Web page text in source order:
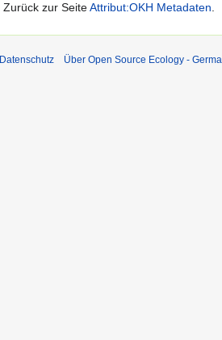
Zurück zur SeiteAttribut:OKH Metadaten.
Datenschutz Über Open Source Ecology -